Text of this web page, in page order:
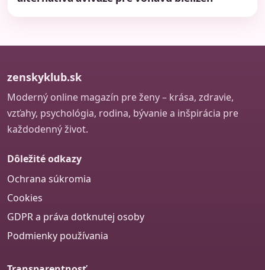
zenskyklub.sk
Moderný online magazín pre ženy – krása, zdravie,
vzťahy, psychológia, rodina, bývanie a inšpirácia pre
každodenný život.
Dôležité odkazy
Ochrana súkromia
Cookies
GDPR a práva dotknutej osoby
Podmienky používania